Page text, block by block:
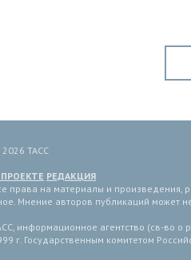
ТАСС
РЕДАКЦИЯ
права на материалы и произведения,
Мнение авторов публикаций может
информационное агентство (св-во
г. Государственным комитетом